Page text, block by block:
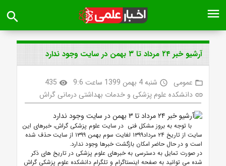
menu
search
آرشیو خبر ۲۴ مرداد تا ۳ بهمن در سایت وجود ندارد
folder_open عمومی access_time شنبه 4 بهمن 1399 ساعت 9:6 visibility
435
link دانشکده علوم پزشکی و خدمات بهداشتی درمانی گراش
با توجه به بروز مشکل فنی در سایت علوم پزشکی گراش، خبرهای این
سایت از تاریخ ۲۴ مرداد۱۳۹۹ لغایت سوم بهمن ۱۳۹۹ از سایت حذف شده
است و در حال حاضر امکان بازگشت خبرها وجود ندارد.
در صورت تمایل به دسترسی به خبرهای علوم پزشکی در تاریخ های ذکر
شده می توانید به صفحه اینستاگرام و تلگرام دانشکده علوم پزشکی گراش